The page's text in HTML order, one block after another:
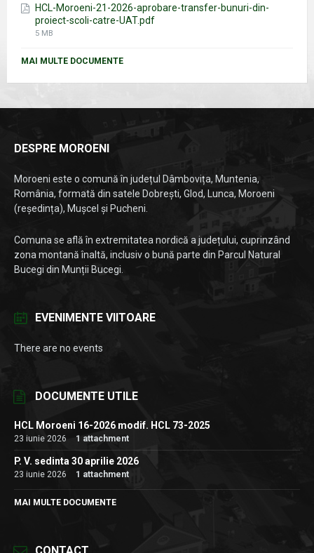
HCL-Moroeni-21-2026-aprobare-transfer-bunuri-din-
proiect-scoli-catre-UAT.pdf
File
5 MB
MAI MULTE DOCUMENTE
DESPRE MOROENI
Moroeni este o comună în județul Dâmbovița, Muntenia,
România, formată din satele Dobrești, Glod, Lunca, Moroeni
(reședința), Mușcel și Pucheni.
Comuna se află în extremitatea nordică a județului, cuprinzând
zona montană înaltă, inclusiv o bună parte din Parcul Natural
Bucegi din Munții Bucegi.
EVENIMENTE VIITOARE
There are no events
DOCUMENTE UTILE
HCL Moroeni 16-2026 modif. HCL 73-2025
23 iunie 2026 1 attachment
P. V. sedinta 30 aprilie 2026
23 iunie 2026 1 attachment
MAI MULTE DOCUMENTE
CONTACT